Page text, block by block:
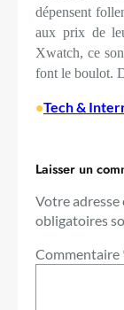
dépensent
aux prix de
Xwatch, ce
font le boulot.
•Tech &
Laisser un
Votre adresse
obligatoires
Commentaire